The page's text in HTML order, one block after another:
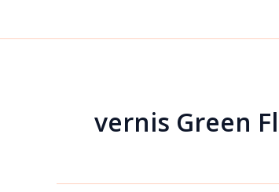
vernis Green